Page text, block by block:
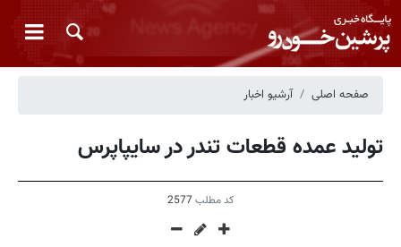
صفحه اصلی آرشیو اخبار
تولید عمده قطعات تندر در سایپاپرس
کد مطلب 2577